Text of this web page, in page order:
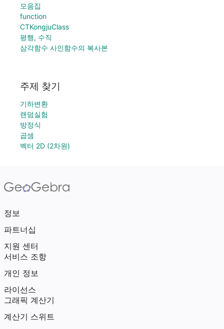
모음집
function
CTKongjuClass
평행, 수직
삼각함수 사인함수의 복사본
주제 찾기
기하변환
랜덤실험
방정식
곱셈
벡터 2D (2차원)
정보
파트너십
지원 센터
서비스 조항
개인 정보
라이선스
그래픽 계산기
계산기 스위트